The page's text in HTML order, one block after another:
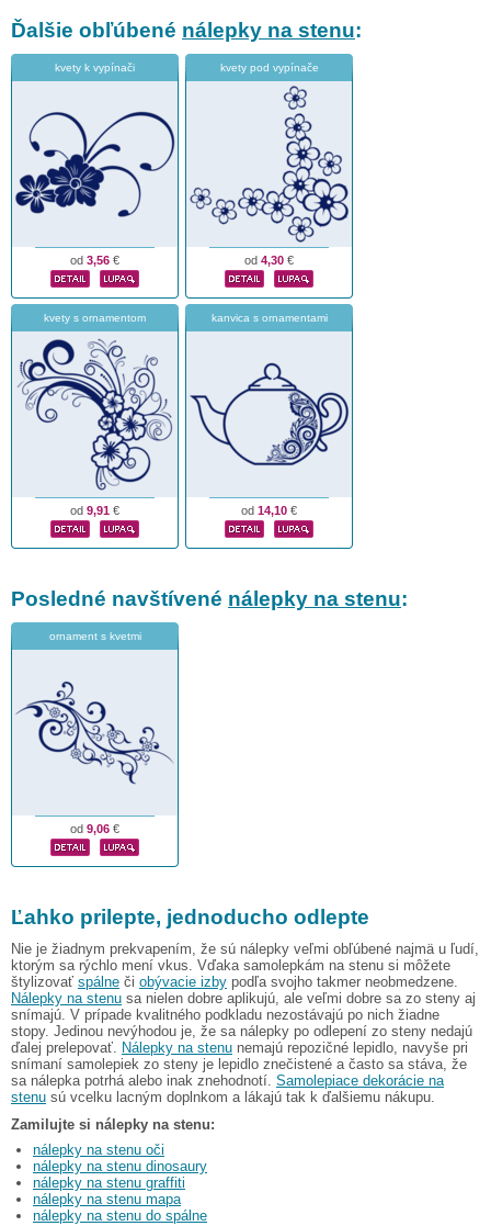
Ďalšie obľúbené nálepky na stenu:
kvety k vypínači
od 3,56 €
kvety pod vypínače
od 4,30 €
kvety s ornamentom
od 9,91 €
kanvica s ornamentami
od 14,10 €
Posledné navštívené nálepky na stenu:
ornament s kvetmi
od 9,06 €
Ľahko prilepte, jednoducho odlepte
Nie je žiadnym prekvapením, že sú nálepky veľmi obľúbené najmä u ľudí,
ktorým sa rýchlo mení vkus. Vďaka samolepkám na stenu si môžete
štylizovať spálne či obývacie izby podľa svojho takmer neobmedzene.
Nálepky na stenu sa nielen dobre aplikujú, ale veľmi dobre sa zo steny aj
snímajú. V prípade kvalitného podkladu nezostávajú po nich žiadne
stopy. Jedinou nevýhodou je, že sa nálepky po odlepení zo steny nedajú
ďalej prelepovať. Nálepky na stenu nemajú repozičné lepidlo, navyše pri
snímaní samolepiek zo steny je lepidlo znečistené a často sa stáva, že
sa nálepka potrhá alebo inak znehodnotí. Samolepiace dekorácie na
stenu sú vcelku lacným doplnkom a lákajú tak k ďalšiemu nákupu.
Zamilujte si nálepky na stenu:
nálepky na stenu oči
nálepky na stenu dinosaury
nálepky na stenu graffiti
nálepky na stenu mapa
nálepky na stenu do spálne